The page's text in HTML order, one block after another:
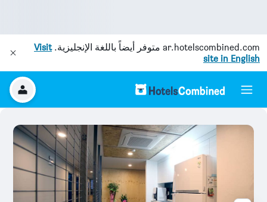
ar.hotelscombined.com متوفر أيضاً باللغة الإنجليزية.Visit
site in English